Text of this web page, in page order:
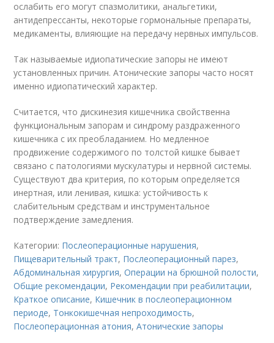
ослабить его могут спазмолитики, анальгетики,
антидепрессанты, некоторые гормональные препараты,
медикаменты, влияющие на передачу нервных импульсов.
Так называемые идиопатические запоры не имеют
установленных причин. Атонические запоры часто носят
именно идиопатический характер.
Считается, что дискинезия кишечника свойственна
функциональным запорам и синдрому раздраженного
кишечника с их преобладанием. Но медленное
продвижение содержимого по толстой кишке бывает
связано с патологиями мускулатуры и нервной системы.
Существуют два критерия, по которым определяется
инертная, или ленивая, кишка: устойчивость к
слабительным средствам и инструментальное
подтверждение замедления.
Категории: Послеоперационные нарушения,
Пищеварительный тракт, Послеоперационный парез,
Абдоминальная хирургия,Операции на брюшной полости,
Общие рекомендации, Рекомендации при реабилитации,
Краткое описание, Кишечник в послеоперационном
периоде, Тонкокишечная непроходимость,
Послеоперационная атония,Атонические запоры